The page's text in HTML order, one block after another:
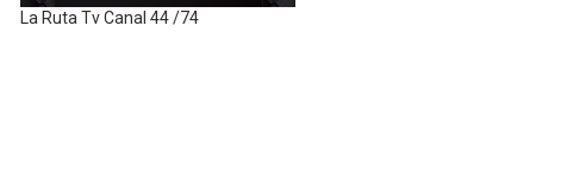
La Ruta Tv Canal 44 /74